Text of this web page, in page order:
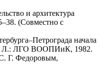
и архитектура
(Совместно с
начала
- Л.: ЛГО ВООПИиК, 1982.
Г. Федоровым,